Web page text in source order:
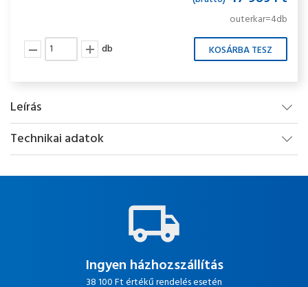
outerkar=4db
db
Leírás
Technikai adatok
Ingyen házhozszállítás
38 100 Ft értékű rendelés esetén